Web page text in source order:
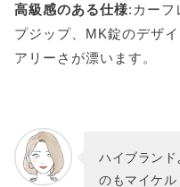
高級感のある仕様:カーフ
プジップ、MK錠のデザ
アリーさが漂います。
ハイブラン
のもマイケ